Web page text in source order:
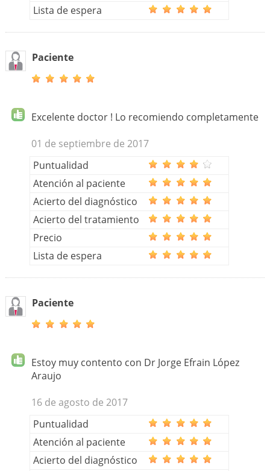
Lista de espera
Paciente
Excelente doctor ! Lo recomiendo completamente
01 de septiembre de 2017
Puntualidad
Atención al paciente
Acierto del diagnóstico
Acierto del tratamiento
Precio
Lista de espera
Paciente
Estoy muy contento con Dr Jorge Efrain López
Araujo
16 de agosto de 2017
Puntualidad
Atención al paciente
Acierto del diagnóstico